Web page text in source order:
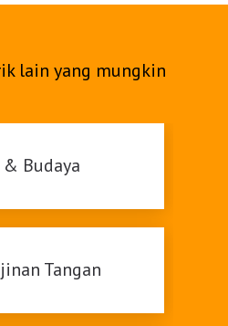
lain yang mungkin
Budaya
Tangan